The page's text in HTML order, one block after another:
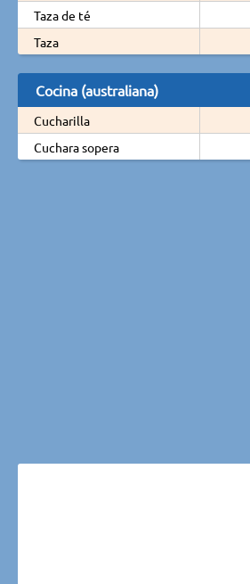
Taza de té
Taza
Cocina (australiana)
Cucharilla
Cuchara sopera